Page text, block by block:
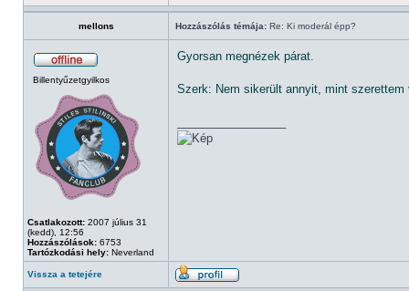
mellons Hozzászólás témája: Re: Ki moderál épp?
Billentyűzetgyilkos
Csatlakozott: 2007 július 31
(kedd), 12:56
Hozzászólások: 6753
Tartózkodási hely: Neverland
Gyorsan megnézek párat.
Szerk: Nem sikerült annyit, mint
Vissza a tetejére